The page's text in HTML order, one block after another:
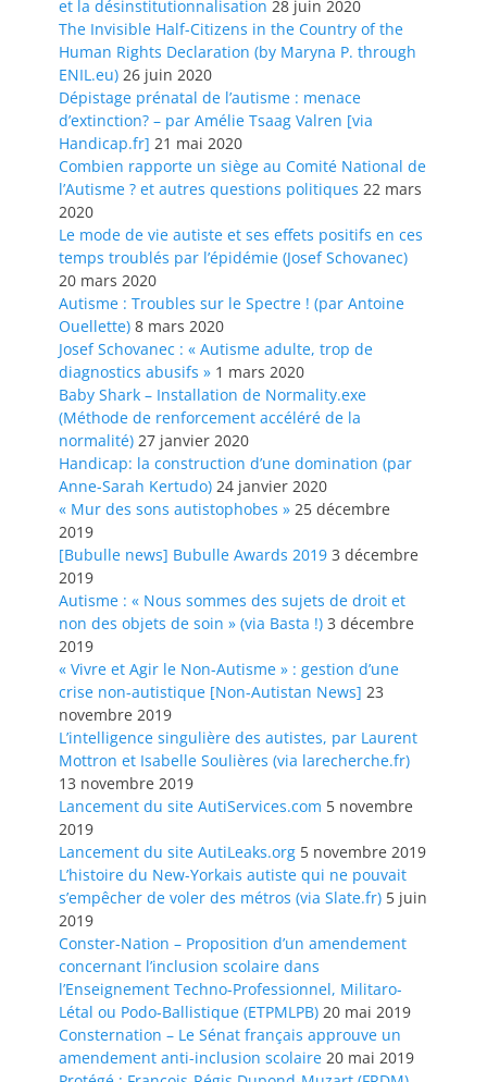
et la désinstitutionnalisation 28 juin 2020
The Invisible Half-Citizens in the Country of the
Human Rights Declaration (by Maryna P. through
ENIL.eu) 26 juin 2020
Dépistage prénatal de l’autisme : menace
d’extinction? – par Amélie Tsaag Valren [via
Handicap.fr] 21 mai 2020
Combien rapporte un siège au Comité National de
l’Autisme ? et autres questions politiques 22 mars
2020
Le mode de vie autiste et ses effets positifs en ces
temps troublés par l’épidémie (Josef Schovanec)
20 mars 2020
Autisme : Troubles sur le Spectre ! (par Antoine
Ouellette) 8 mars 2020
Josef Schovanec : « Autisme adulte, trop de
diagnostics abusifs » 1 mars 2020
Baby Shark – Installation de Normality.exe
(Méthode de renforcement accéléré de la
normalité) 27 janvier 2020
Handicap: la construction d’une domination (par
Anne-Sarah Kertudo) 24 janvier 2020
« Mur des sons autistophobes » 25 décembre
2019
[Bubulle news] Bubulle Awards 2019 3 décembre
2019
Autisme : « Nous sommes des sujets de droit et
non des objets de soin » (via Basta !) 3 décembre
2019
« Vivre et Agir le Non-Autisme » : gestion d’une
crise non-autistique [Non-Autistan News] 23
novembre 2019
L’intelligence singulière des autistes, par Laurent
Mottron et Isabelle Soulières (via larecherche.fr)
13 novembre 2019
Lancement du site AutiServices.com 5 novembre
2019
Lancement du site AutiLeaks.org 5 novembre 2019
L’histoire du New-Yorkais autiste qui ne pouvait
s’empêcher de voler des métros (via Slate.fr) 5 juin
2019
Conster-Nation – Proposition d’un amendement
concernant l’inclusion scolaire dans
l’Enseignement Techno-Professionnel, Militaro-
Létal ou Podo-Ballistique (ETPMLPB) 20 mai 2019
Consternation – Le Sénat français approuve un
amendement anti-inclusion scolaire 20 mai 2019